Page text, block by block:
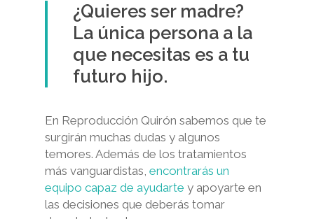
¿Quieres ser madre?
La única persona a la
que necesitas es a tu
futuro hijo.
En Reproducción Quirón sabemos que te
surgirán muchas dudas y algunos
temores. Además de los tratamientos
más vanguardistas,encontrarás un
equipo capaz de ayudarte y apoyarte en
las decisiones que deberás tomar